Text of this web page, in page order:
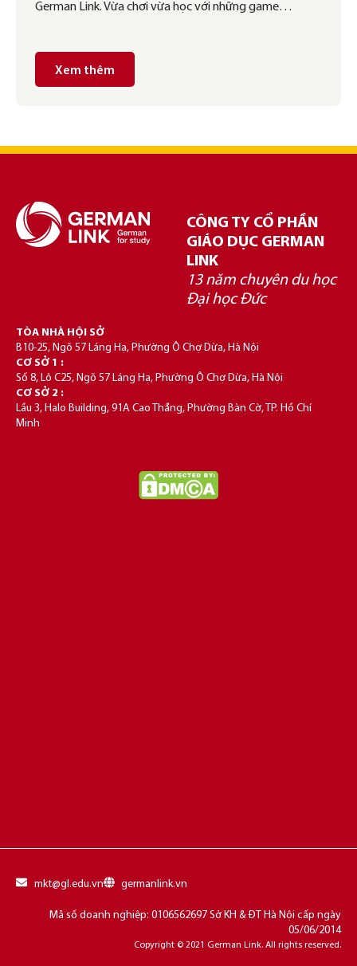
German Link. Vừa chơi vừa học với những game…
Xem thêm
CÔNG TY CỔ PHẦN
GIÁO DỤC GERMAN
LINK
13 năm chuyên du học
Đại học Đức
TÒA NHÀ HỘI SỞ
B10-25, Ngõ 57 Láng Hạ, Phường Ô Chợ Dừa, Hà Nội
CƠ SỞ 1 :
Số 8, Lô C25, Ngõ 57 Láng Hạ, Phường Ô Chợ Dừa, Hà Nội
CƠ SỞ 2 :
Lầu 3, Halo Building, 91A Cao Thắng, Phường Bàn Cờ, TP. Hồ Chí
Minh
mkt@gl.edu.vn germanlink.vn
Mã số doanh nghiệp: 0106562697 Sở KH & ĐT Hà Nội cấp ngày
05/06/2014
Copyright © 2021 German Link. All rights reserved.